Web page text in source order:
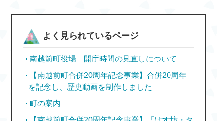
よく見られているページ
南越前町役場 開庁時間の見直しについて
【南越前町合併20周年記念事業】合併20周年
を記念し、歴史動画を制作しました
町の案内